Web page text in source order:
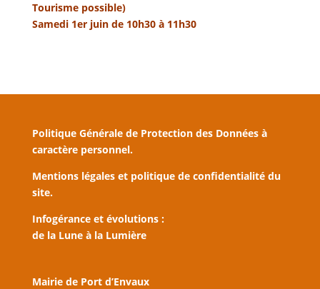
Tourisme possible)
Samedi 1er juin de 10h30 à 11h30
Politique Générale de Protection des Données à
caractère personnel.
Mentions légales et politique de confidentialité du
site.
Infogérance et évolutions :
de la Lune à la Lumière
Mairie de Port d’Envaux